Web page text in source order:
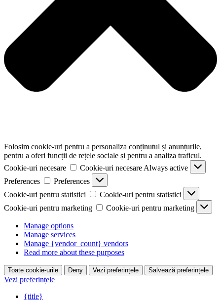
Folosim cookie-uri pentru a personaliza conținutul și anunțurile,
pentru a oferi funcții de rețele sociale și pentru a analiza traficul.
Cookie-uri necesare
Cookie-uri necesare Always active
Preferences
Preferences
Cookie-uri pentru statistici
Cookie-uri pentru statistici
Cookie-uri pentru marketing
Cookie-uri pentru marketing
Manage options
Manage services
Manage {vendor_count} vendors
Read more about these purposes
Toate cookie-urile Deny Vezi preferințele Salvează preferințele
Vezi preferințele
{title}